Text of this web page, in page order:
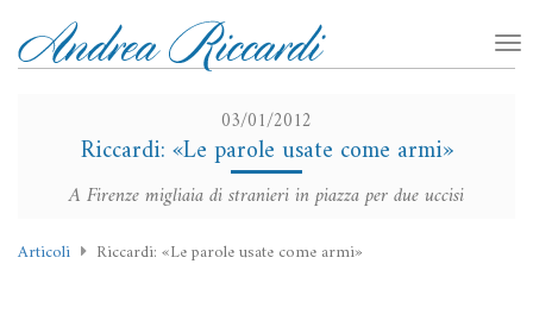
03/01/2012
Riccardi: «Le parole usate come armi»
A Firenze migliaia di stranieri in piazza per due uccisi
Articoli Riccardi: «Le parole usate come armi»